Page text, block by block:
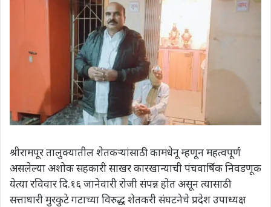
श्रीरामपूर तालुक्यातील शेतकऱ्यांसाठी कामधेनू म्हणून महत्वपूर्ण
असलेल्या अशोक सहकारी साखर कारखान्याची पंचवार्षिक निवडणूक
येत्या रविवार दि.१६ जानेवारी रोजी संपन्न होत असून त्यासाठी
सत्ताधारी मुरकुटे गटाच्या विरुद्ध शेतकरी संघटनेचे प्रदेश उपाध्यक्ष